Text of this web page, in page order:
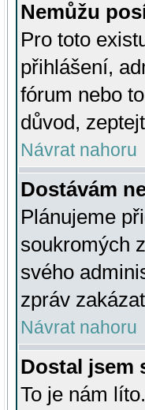
Nemůžu
Pro toto
přihlášení,
fórum nebo
důvod,
Návrat nahoru
Dostávám
Plánujeme
soukromých
svého
zpráv
Návrat nahoru
Dostal jsem
To je nám